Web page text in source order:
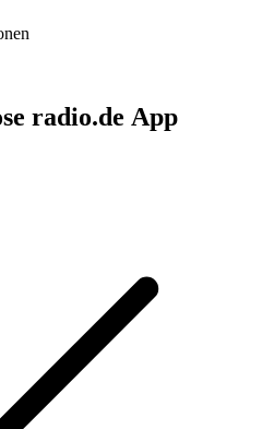
radio.de App